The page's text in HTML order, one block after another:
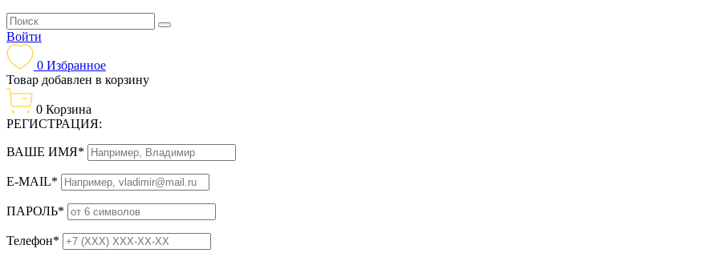
Войти
0 Избранное
Товар добавлен в корзину
0 Корзина
РЕГИСТРАЦИЯ:
ВАШЕ ИМЯ*
E-MAIL*
ПАРОЛЬ*
Телефон*